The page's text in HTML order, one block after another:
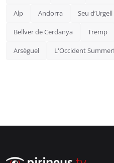
Alp Andorra Seu d’Urgell
Bellver de Cerdanya Tremp
Arsèguel L'Occident